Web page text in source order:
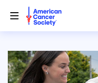
hacia
contenido